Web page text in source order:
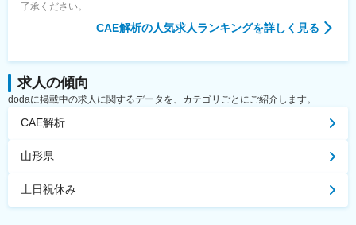
了承ください。
CAE解析の人気求人ランキングを詳しく見る
求人の傾向
dodaに掲載中の求人に関するデータを、カテゴリごとにご紹介します。
CAE解析
山形県
土日祝休み